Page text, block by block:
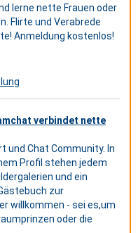
lerne nette Frauen oder
Flirte und Verabrede
Anmeldung kostenlos!
verbindet nette
und Chat Community. In
Profil stehen jedem
und ein
zur
willkommen - sei es,um
oder die